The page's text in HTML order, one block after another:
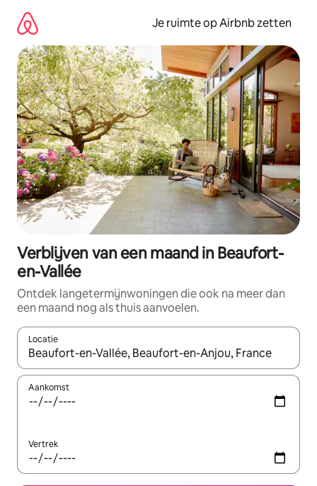
direct
naar
inhoud
Je ruimte op Airbnb zetten
Verblijven van een maand in Beaufort-
en-Vallée
Ontdek langetermijnwoningen die ook na meer dan
een maand nog als thuis aanvoelen.
Locatie
Wanneer er suggesties beschikbaar zijn, maak je een keuze
Aankomst
Vertrek